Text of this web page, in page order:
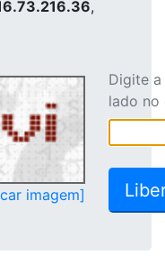
,
imagem]
Digite
lado no